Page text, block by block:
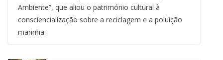
Ambiente”, que aliou o património cultural à
consciencialização sobre a reciclagem e a poluição
marinha.